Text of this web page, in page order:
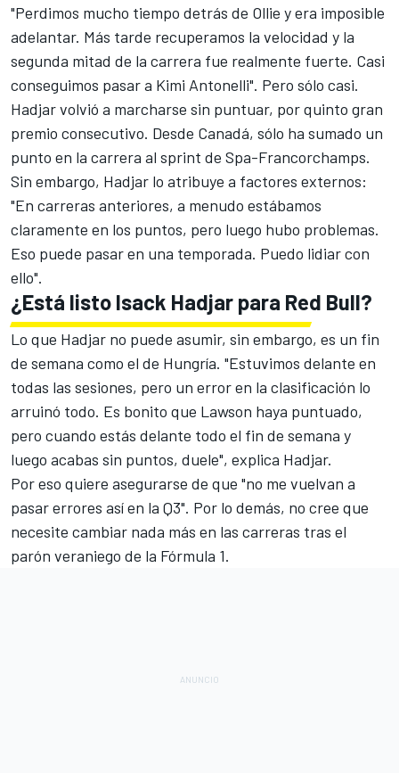
"Perdimos mucho tiempo detrás de Ollie y era imposible
adelantar. Más tarde recuperamos la velocidad y la
segunda mitad de la carrera fue realmente fuerte. Casi
conseguimos pasar a Kimi Antonelli". Pero sólo casi.
Hadjar volvió a marcharse sin puntuar, por quinto gran
premio consecutivo. Desde Canadá, sólo ha sumado un
punto en la carrera al sprint de Spa-Francorchamps.
Sin embargo, Hadjar lo atribuye a factores externos:
"En carreras anteriores, a menudo estábamos
claramente en los puntos, pero luego hubo problemas.
Eso puede pasar en una temporada. Puedo lidiar con
ello".
¿Está listo Isack Hadjar para Red Bull?
Lo que Hadjar no puede asumir, sin embargo, es un fin
de semana como el de Hungría. "Estuvimos delante en
todas las sesiones, pero un error en la clasificación lo
arruinó todo. Es bonito que Lawson haya puntuado,
pero cuando estás delante todo el fin de semana y
luego acabas sin puntos, duele", explica Hadjar.
Por eso quiere asegurarse de que "no me vuelvan a
pasar errores así en la Q3". Por lo demás, no cree que
necesite cambiar nada más en las carreras tras el
parón veraniego de la Fórmula 1.